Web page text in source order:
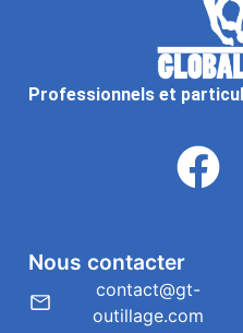
Professionnels et
Nous contacter
contact@gt-
outillage.com